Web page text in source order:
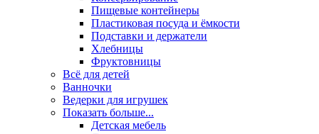
Пищевые контейнеры
Пластиковая посуда и ёмкости
Подставки и держатели
Хлебницы
Фруктовницы
Всё для детей
Ванночки
Ведерки для игрушек
Показать больше...
Детская мебель